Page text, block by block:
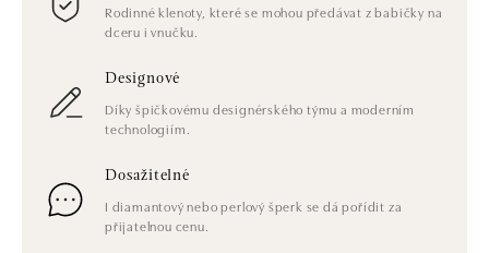
Rodinné klenoty, které se mohou předávat z babičky na
dceru i vnučku.
Designové
Díky špičkovému designérského týmu a moderním
technologiím.
Dosažitelné
I diamantový nebo perlový šperk se dá pořídit za
přijatelnou cenu.